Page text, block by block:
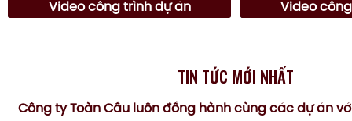
Video công trình dự án Video
TIN TỨC MỚI NHẤT
Công ty Toàn Cầu luôn đồng hành cùng các dự án